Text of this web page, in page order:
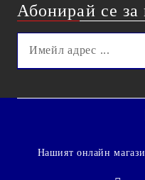
Абонирай се
Нашият онлайн